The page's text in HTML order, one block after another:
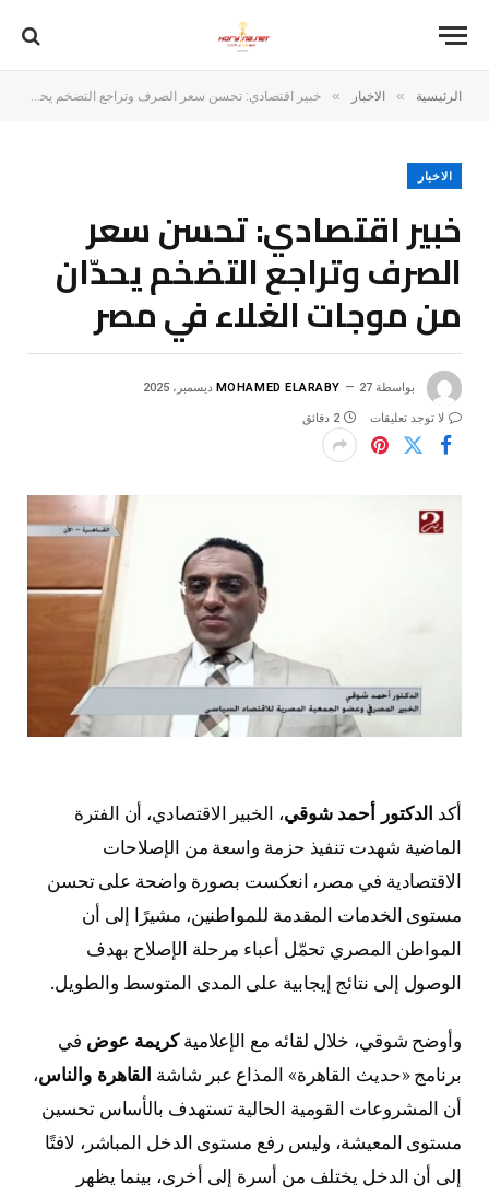
الرئيسية » الاخبار » خبير اقتصادي: تحسن سعر الصرف وتراجع التضخم يحدّان من موجات الغلاء في مصر
الاخبار
خبير اقتصادي: تحسن سعر
الصرف وتراجع التضخم يحدّان
من موجات الغلاء في مصر
بواسطة MOHAMED ELARABY 27 ديسمبر، 2025
لا توجد تعليقات 2 دقائق
أكد الدكتور أحمد شوقي، الخبير الاقتصادي، أن الفترة
الماضية شهدت تنفيذ حزمة واسعة من الإصلاحات
الاقتصادية في مصر، انعكست بصورة واضحة على تحسن
مستوى الخدمات المقدمة للمواطنين، مشيرًا إلى أن
المواطن المصري تحمّل أعباء مرحلة الإصلاح بهدف
الوصول إلى نتائج إيجابية على المدى المتوسط والطويل.
وأوضح شوقي، خلال لقائه مع الإعلاميةكريمة عوض في
برنامج «حديث القاهرة» المذاع عبر شاشة القاهرة والناس،
أن المشروعات القومية الحالية تستهدف بالأساس تحسين
مستوى المعيشة، وليس رفع مستوى الدخل المباشر، لافتًا
إلى أن الدخل يختلف من أسرة إلى أخرى، بينما يظهر